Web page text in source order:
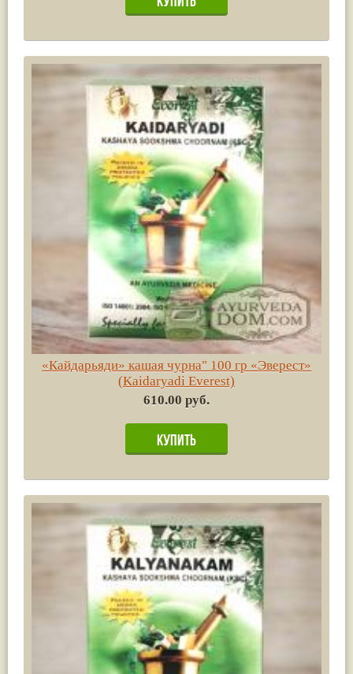
«Кайдарьяди» кашая чурна" 100 гр «Эверест»
(Kaidaryadi Everest)
610.00 руб.